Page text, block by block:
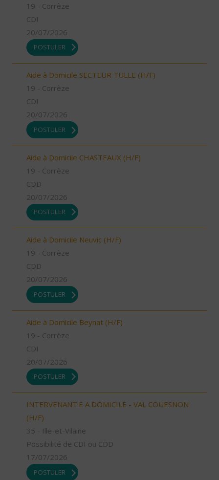
19 - Corrèze
CDI
20/07/2026
POSTULER
Aide à Domicile SECTEUR TULLE (H/F)
19 - Corrèze
CDI
20/07/2026
POSTULER
Aide à Domicile CHASTEAUX (H/F)
19 - Corrèze
CDD
20/07/2026
POSTULER
Aide à Domicile Neuvic (H/F)
19 - Corrèze
CDD
20/07/2026
POSTULER
Aide à Domicile Beynat (H/F)
19 - Corrèze
CDI
20/07/2026
POSTULER
INTERVENANT.E A DOMICILE - VAL COUESNON
(H/F)
35 - Ille-et-Vilaine
Possibilité de CDI ou CDD
17/07/2026
POSTULER